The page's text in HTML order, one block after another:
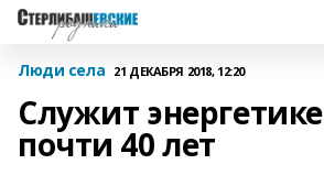
Люди села 21 ДЕКАБРЯ 2018, 12:20
Служит
почти 40 лет